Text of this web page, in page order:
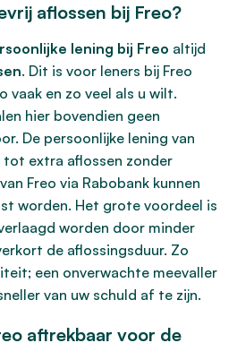
aflossen bij Freo?
lening bij Freo altijd
. Dit is voor leners bij Freo
vaak en zo veel als u wilt.
hier bovendien geen
De persoonlijke lening van
extra aflossen zonder
Freo via Rabobank kunnen
worden. Het grote voordeel is
worden door minder
de aflossingsduur. Zo
een onverwachte meevaller
van uw schuld af te zijn.
aftrekbaar voor de